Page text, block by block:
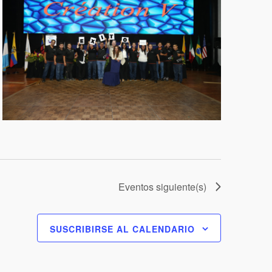
Eventossiguiente(s)
SUSCRIBIRSE AL CALENDARIO